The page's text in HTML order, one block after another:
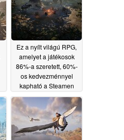
Ez a nyílt világú RPG,
amelyet a játékosok
86%-a szeretett, 60%-
os kedvezménnyel
kapható a Steamen
05/31/2026